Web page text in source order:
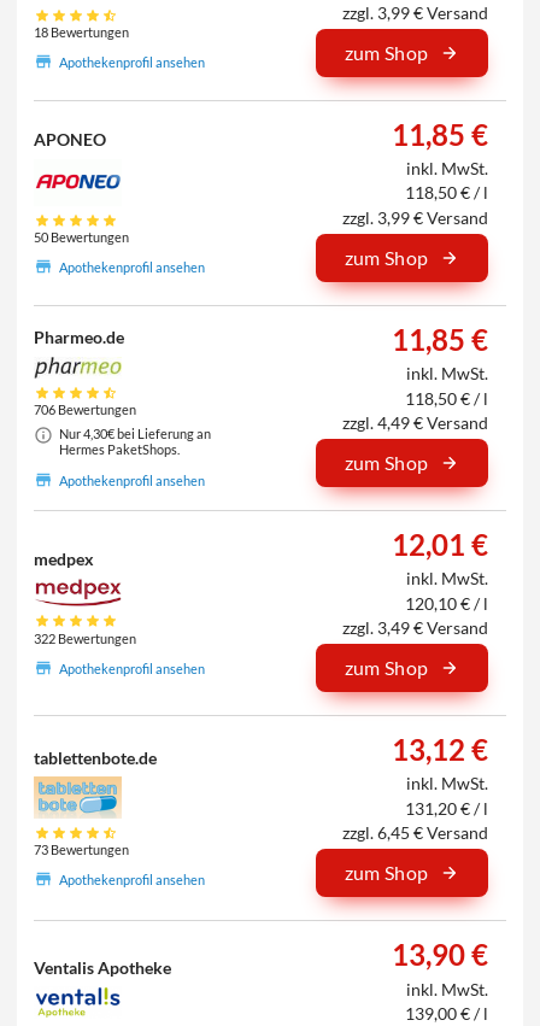
18 Bewertungen
Apothekenprofil ansehen
zzgl. 3,99 € Versand
zum Shop
APONEO
50 Bewertungen
Apothekenprofil ansehen
11,85 €
inkl. MwSt.
118,50 € / l
zzgl. 3,99 € Versand
zum Shop
Pharmeo.de
706 Bewertungen
Nur 4,30€ bei Lieferung an
Hermes PaketShops.
Apothekenprofil ansehen
11,85 €
inkl. MwSt.
118,50 € / l
zzgl. 4,49 € Versand
zum Shop
medpex
322 Bewertungen
Apothekenprofil ansehen
12,01 €
inkl. MwSt.
120,10 € / l
zzgl. 3,49 € Versand
zum Shop
tablettenbote.de
73 Bewertungen
Apothekenprofil ansehen
13,12 €
inkl. MwSt.
131,20 € / l
zzgl. 6,45 € Versand
zum Shop
Ventalis Apotheke 13,90 €
inkl. MwSt.
139,00 € / l